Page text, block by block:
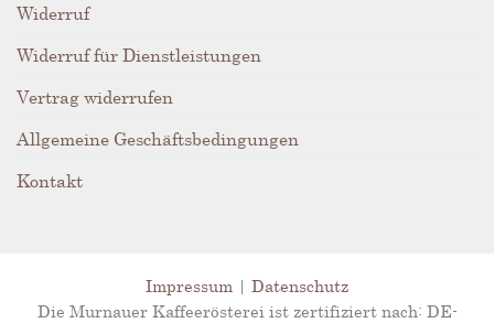
Widerruf
Widerruf für Dienstleistungen
Vertrag widerrufen
Allgemeine Geschäftsbedingungen
Kontakt
Impressum | Datenschutz
Die Murnauer Kaffeerösterei ist zertifiziert nach: DE-